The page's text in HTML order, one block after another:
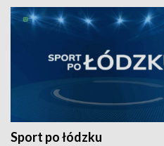
Sport po łódzku